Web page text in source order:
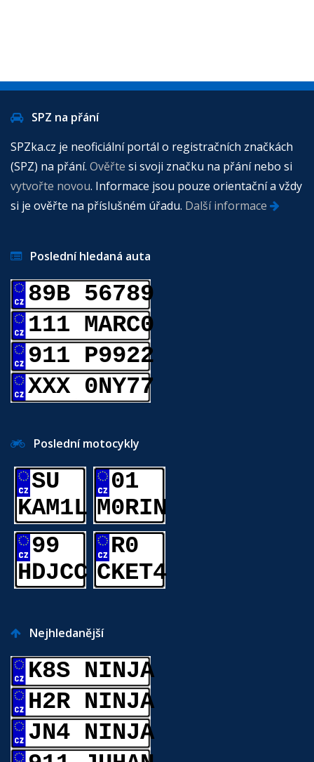
SPZ na přání
SPZka.cz je neoficiální portál o registračních značkách
(SPZ) na přání. Ověřte si svoji značku na přání nebo si
vytvořte novou. Informace jsou pouze orientační a vždy
si je ověřte na příslušném úřadu. Další informace
Poslední hledaná auta
89B 56789
111 MARC0
911 P9922
XXX 0NY77
Poslední motocykly
SU
KAM1L
01
M0RIN
99
HDJCC
R0
CKET4
Nejhledanější
K8S NINJA
H2R NINJA
JN4 NINJA